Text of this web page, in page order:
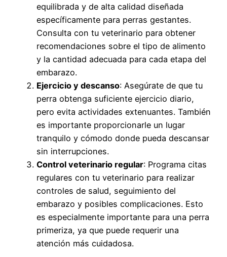
equilibrada y de alta calidad diseñada
específicamente para perras gestantes.
Consulta con tu veterinario para obtener
recomendaciones sobre el tipo de alimento
y la cantidad adecuada para cada etapa del
embarazo.
Ejercicio y descanso: Asegúrate de que tu
perra obtenga suficiente ejercicio diario,
pero evita actividades extenuantes. También
es importante proporcionarle un lugar
tranquilo y cómodo donde pueda descansar
sin interrupciones.
Control veterinario regular: Programa citas
regulares con tu veterinario para realizar
controles de salud, seguimiento del
embarazo y posibles complicaciones. Esto
es especialmente importante para una perra
primeriza, ya que puede requerir una
atención más cuidadosa.